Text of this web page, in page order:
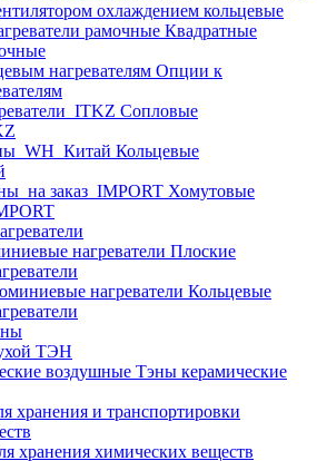
охлаждением кольцевые
Квадратные
Опции к
Cопловые
Кольцевые
Хомутовые
Плоские
Кольцевые
ТЭН
Тэны керамические
хранения и транспортировки